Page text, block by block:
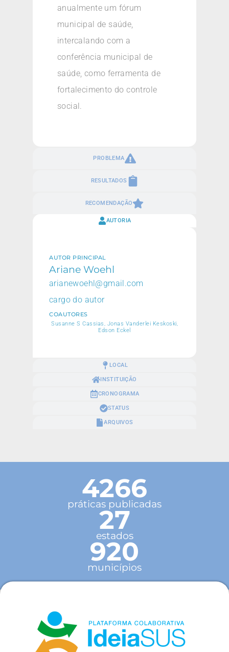
PROBLEMA
RESULTADOS
RECOMENDAÇÃO
anualmente um fórum
municipal de saúde,
intercalando com a
conferência municipal de
saúde, como ferramenta de
fortalecimento do controle
social.
AUTORIA
LOCAL
INSTITUIÇÃO
CRONOGRAMA
STATUS
ARQUIVOS
AUTOR PRINCIPAL
Ariane Woehl
arianewoehl@gmail.com
cargo do autor
COAUTORES
Susanne S Cassias, Jonas Vanderlei Keskoski,
Edson Eckel
4266
práticas publicadas
27
estados
920
municípios